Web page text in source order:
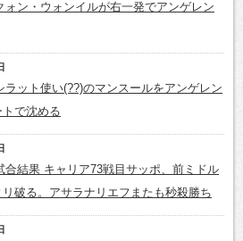
ォン・ウォンイルが右一発でアンゲレン
ラット使い(??)のマンスールをアンゲレン
で沈める
合結果 キャリア73戦目サッポ、前ミドル
破る。アサラナリエフまたも秒殺勝ち